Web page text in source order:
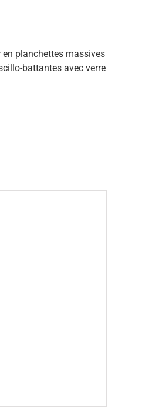
planchettes massives
battantes avec verre